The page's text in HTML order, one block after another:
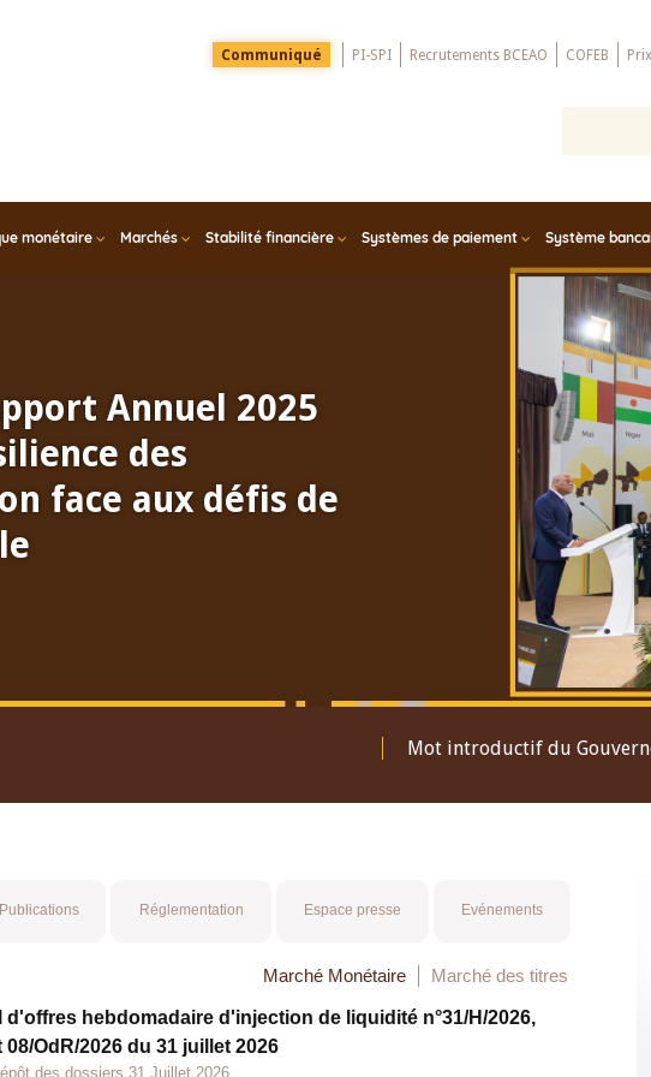
Menu
Top
Communiqué PI-SPI Recrutements BCEAO COFEB
monétaire Marchés Stabilité financière Systèmes de paiement Système
Annuel 2025
des
face aux défis de
Mot introductif du
Publications Réglementation Espace presse Evénements
Marché Monétaire Marché des titres
d'offres hebdomadaire d'injection de liquidité n°31/H/2026,
08/OdR/2026 du 31 juillet 2026
des dossiers 31 Juillet 2026